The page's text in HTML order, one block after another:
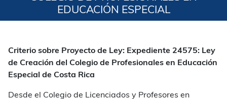
EDUCACIÓN ESPECIAL
Criterio sobre Proyecto de Ley: Expediente 24575: Ley
de Creación del Colegio de Profesionales en Educación
Especial de Costa Rica
Desde el Colegio de Licenciados y Profesores en